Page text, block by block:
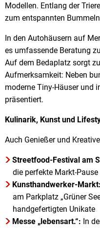
Modellen. Entlang der
zum entspannten
In den Autohäusern auf
es umfassende Beratung
Auf dem Bedaplatz sorgt
Aufmerksamkeit: Neben
moderne Tiny-Häuser und
präsentiert.
Kulinarik, Kunst und
Auch Genießer und
Streetfood-Festival am
die perfekte Markt-Pause
Kunsthandwerker-Markt:
am Parkplatz „Grüner
handgefertigten Unikate
Messe „lebensart.“: In